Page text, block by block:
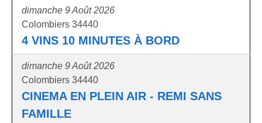
dimanche 9 Août 2026
Colombiers 34440
4 VINS 10 MINUTES À BORD
dimanche 9 Août 2026
Colombiers 34440
CINEMA EN PLEIN AIR - REMI SANS
FAMILLE